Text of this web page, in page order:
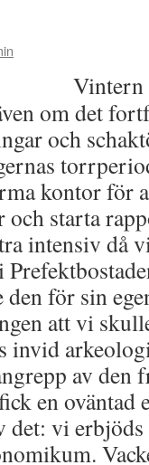
Vintern
om det
och
kontor för
och starta
intensiv då
för sin
att vi
invid
av den
en oväntad
det: vi erbjöds